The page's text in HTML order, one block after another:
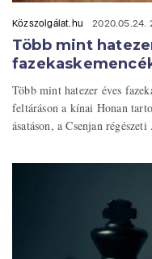
Közszolgálat.hu 2020.05.24.
Több mint
Több mint hatezer éves
feltáráson a kínai Honan
ásatáson, a Csenjan régészeti